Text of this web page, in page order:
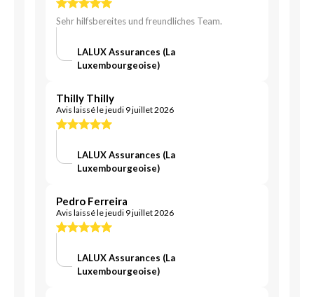
Sehr hilfsbereites und freundliches Team.
LALUX Assurances (La
Luxembourgeoise)
Thilly Thilly
Avis laissé le jeudi 9 juillet 2026
LALUX Assurances (La
Luxembourgeoise)
Pedro Ferreira
Avis laissé le jeudi 9 juillet 2026
LALUX Assurances (La
Luxembourgeoise)